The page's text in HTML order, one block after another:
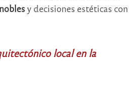
y decisiones estéticas con
local en la